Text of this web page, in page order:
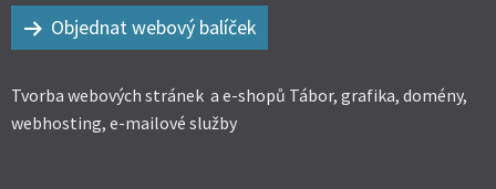
Objednat webový balíček
Tvorba webových stránek a e-shopů Tábor, grafika, domény,
webhosting, e-mailové služby